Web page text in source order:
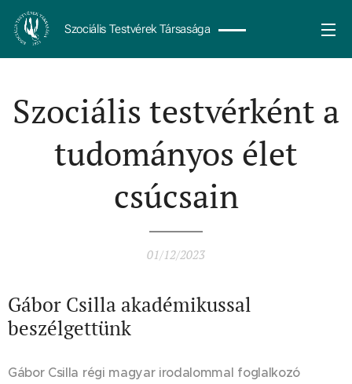
Szociális Testvérek Társasága
Szociális testvérként a
tudományos élet
csúcsain
01/12/2023
Gábor Csilla akadémikussal
beszélgettünk
Gábor Csilla régi magyar irodalommal foglalkozó